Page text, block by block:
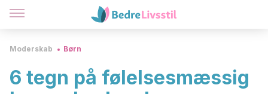
Moderskab Børn
6 tegn på følelsesmæssig